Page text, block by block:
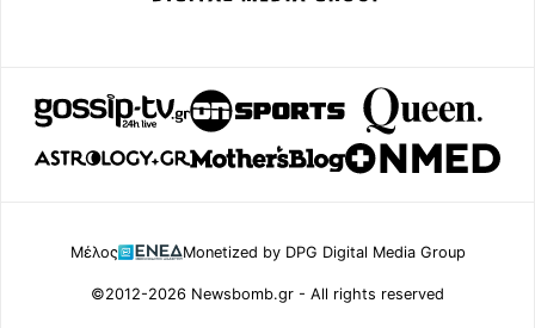
Μέλος Monetized by DPG Digital Media Group
©2012-2026 Newsbomb.gr - All rights reserved